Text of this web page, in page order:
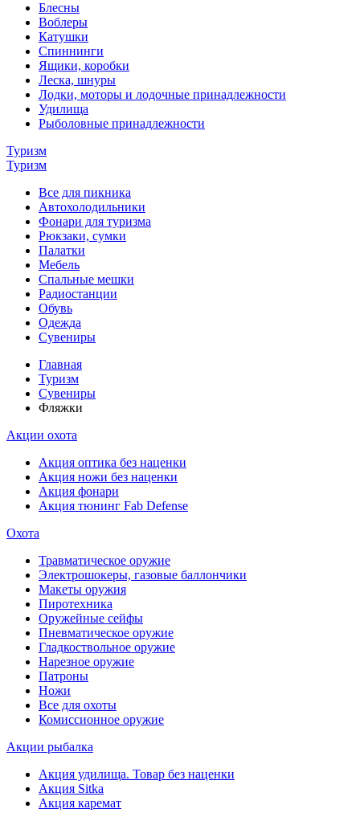
Блесны
Воблеры
Катушки
Спиннинги
Ящики, коробки
Леска, шнуры
Лодки, моторы и лодочные принадлежности
Удилища
Рыболовные принадлежности
Туризм
Туризм
Все для пикника
Автохолодильники
Фонари для туризма
Рюкзаки, сумки
Палатки
Мебель
Спальные мешки
Радиостанции
Обувь
Одежда
Сувениры
Главная
Туризм
Сувениры
Фляжки
Акции охота
Акция оптика без наценки
Акция ножи без наценки
Акция фонари
Акция тюнинг Fab Defense
Охота
Травматическое оружие
Электрошокеры, газовые баллончики
Макеты оружия
Пиротехника
Оружейные сейфы
Пневматическое оружие
Гладкоствольное оружие
Нарезное оружие
Патроны
Ножи
Все для охоты
Комиссионное оружие
Акции рыбалка
Акция удилища. Товар без наценки
Акция Sitka
Акция каремат